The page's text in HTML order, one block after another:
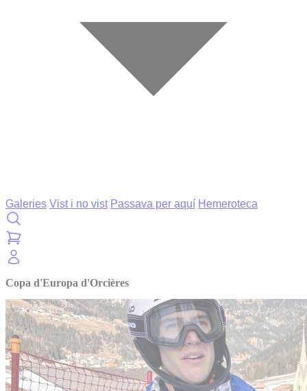
Galeries Vist i no vist Passava per aquí Hemeroteca
Copa d'Europa d'Orcières